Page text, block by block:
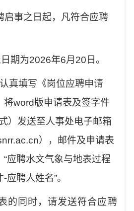
启事之日起，凡符合应聘
期为2026年6月 20 日。
真填写《岗位应聘申请
将word版申请表及签字件
）发送至人事处电子邮箱
），邮件及申请表
“应聘水文气象与地表过程
-应聘人姓名”。
的同时，请发送符合应聘